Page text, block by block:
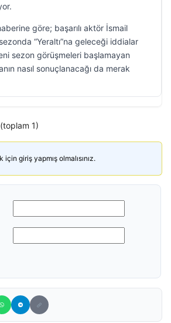
göre; başarılı aktör İsmail
“Yeraltı”na geleceği iddialar
sezon görüşmeleri başlamayan
nasıl sonuçlanacağı da merak
1)
giriş yapmış olmalısınız.